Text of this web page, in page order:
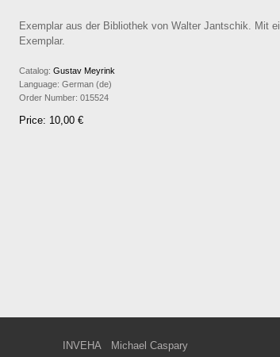
Exemplar aus der Bibliothek von Walter Jantschik. Mit
Exemplar.
Catalog: Gustav Meyrink
Language: German (de)
Order Number: 015524
Price: 10,00 €
INVEHA
Michael Caspary